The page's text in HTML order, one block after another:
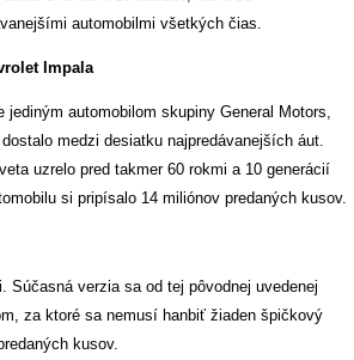
automobilmi všetkých čias.
Impala
jediným automobilom skupiny General Motors,
medzi desiatku najpredávanejších áut.
uzrelo pred takmer 60 rokmi a 10 generácií
si pripísalo 14 miliónov predaných kusov.
verzia sa od tej pôvodnej uvedenej
za ktoré sa nemusí hanbiť žiaden špičkový
kusov.